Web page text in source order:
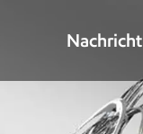
Nachricht